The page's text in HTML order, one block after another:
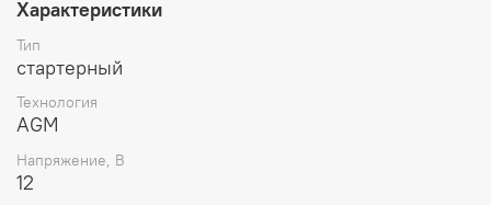
Характеристики
Тип
стартерный
Технология
AGM
Напряжение, В
12